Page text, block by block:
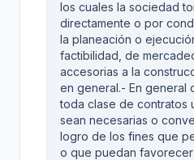
los cuales la sociedad
directamente o por
la planeación o
factibilidad, de
accesorias a la
en general.- En general
toda clase de contratos
sean necesarias o
logro de los fines que
o que puedan